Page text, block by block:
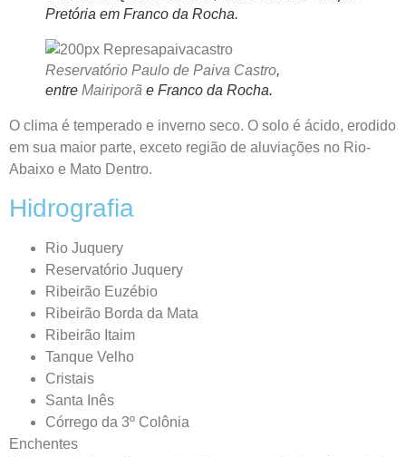
Pretória em Franco da Rocha.
Reservatório Paulo de Paiva Castro,
entre Mairiporã e Franco da Rocha.
O clima é temperado e inverno seco. O solo é ácido, erodido
em sua maior parte, exceto região de aluviações no Rio-
Abaixo e Mato Dentro.
Hidrografia
Rio Juquery
Reservatório Juquery
Ribeirão Euzébio
Ribeirão Borda da Mata
Ribeirão Itaim
Tanque Velho
Cristais
Santa Inês
Córrego da 3º Colônia
Enchentes